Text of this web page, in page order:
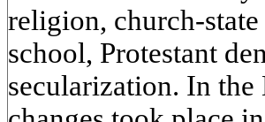
religion, church-
school, Protestant
secularization. In